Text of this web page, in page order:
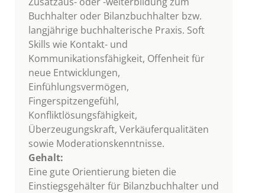
Buchhalter oder Bilanzbuchhalter bzw.
langjährige buchhalterische Praxis. Soft
Skills wie Kontakt- und
Kommunikationsfähigkeit, Offenheit für
neue Entwicklungen,
Einfühlungsvermögen,
Fingerspitzengefühl,
Konfliktlösungsfähigkeit,
Überzeugungskraft, Verkäuferqualitäten
sowie Moderationskenntnisse.
Gehalt:
Eine gute Orientierung bieten die
Einstiegsgehälter für Bilanzbuchhalter und